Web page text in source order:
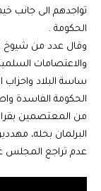
تواجدهم الى جانب
الحكومة .
وقال عدد من شيوخ
والاعتصامات
ساسة البلاد
الحكومة الفاسدة
من المعتصمين
البرلمان بحله،
عدم تراجع المجلس